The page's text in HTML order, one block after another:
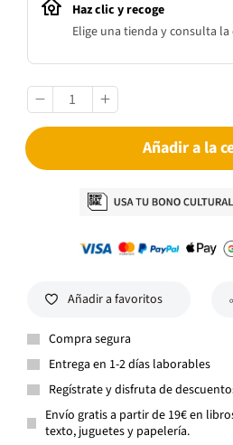
Haz clic y recoge
Elige una tienda y consulta
Añadir a la
Añadir a favoritos
Compra segura
Entrega en 1-2 días laborables
Regístrate y disfruta de
Envío gratis a partir de 19€ en
texto, juguetes y papelería.